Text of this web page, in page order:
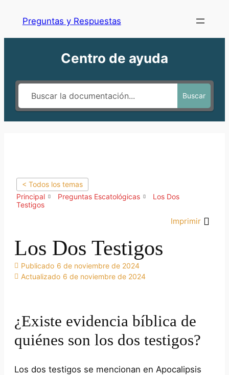
Preguntas y Respuestas
Centro de ayuda
Buscar
< Todos los temas
Principal
Preguntas Escatológicas
Los Dos
Testigos
Imprimir
Los Dos Testigos
Publicado 6 de noviembre de 2024
Actualizado 6 de noviembre de 2024
¿Existe evidencia bíblica de
quiénes son los dos testigos?
Los dos testigos se mencionan en Apocalipsis